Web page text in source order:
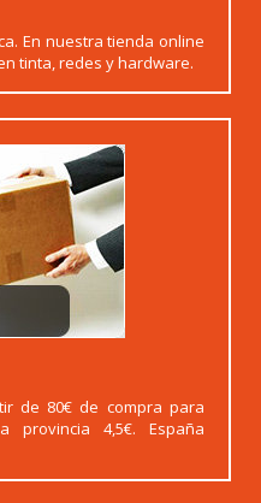
En nuestra tienda online
tinta, redes y hardware.
de 80€ de compra para
provincia 4,5€. España